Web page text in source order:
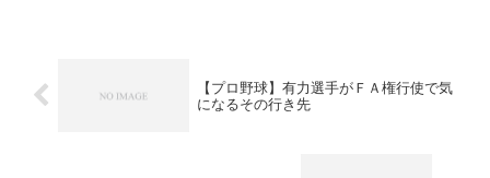
【プロ野球】有力選手がＦＡ権行使で気
になるその行き先